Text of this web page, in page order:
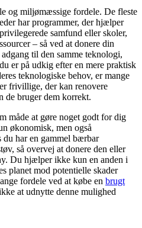
og miljømæssige fordele. De fleste
har programmer, der hjælper
samfund eller skoler,
– så ved at donere din
til den samme teknologi,
er på udkig efter en mere praktisk
teknologiske behov, er mange
frivillige, der kan renovere
de bruger dem korrekt.
måde at gøre noget godt for dig
økonomisk, men også
har en gammel bærbar
så overvej at donere den eller
Du hjælper ikke kun en anden i
planet mod potentielle skader
fordele ved at købe en brugt
at udnytte denne mulighed